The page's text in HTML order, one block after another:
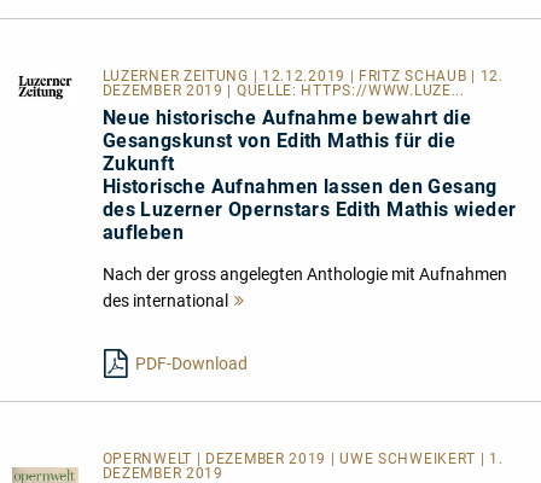
LUZERNER ZEITUNG | 12.12.2019 | FRITZ SCHAUB | 12.
DEZEMBER 2019 | QUELLE: HTTPS://WWW.LUZE...
Neue historische Aufnahme bewahrt die
Gesangskunst von Edith Mathis für die
Zukunft
Historische Aufnahmen lassen den Gesang
des Luzerner Opernstars Edith Mathis wieder
aufleben
Nach der gross angelegten Anthologie mit Aufnahmen
des international
PDF-Download
OPERNWELT | DEZEMBER 2019 | UWE SCHWEIKERT | 1.
DEZEMBER 2019